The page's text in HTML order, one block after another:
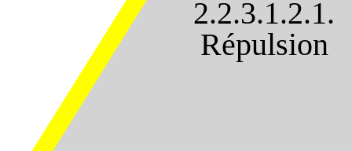
2.2.3.1.2.1.
Répulsion